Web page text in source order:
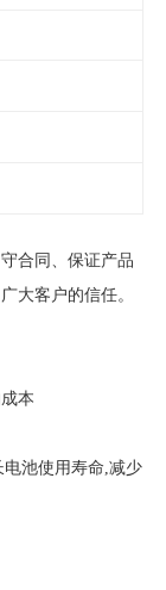
合同、保证产品
大客户的信任。
本
电池使用寿命,减少